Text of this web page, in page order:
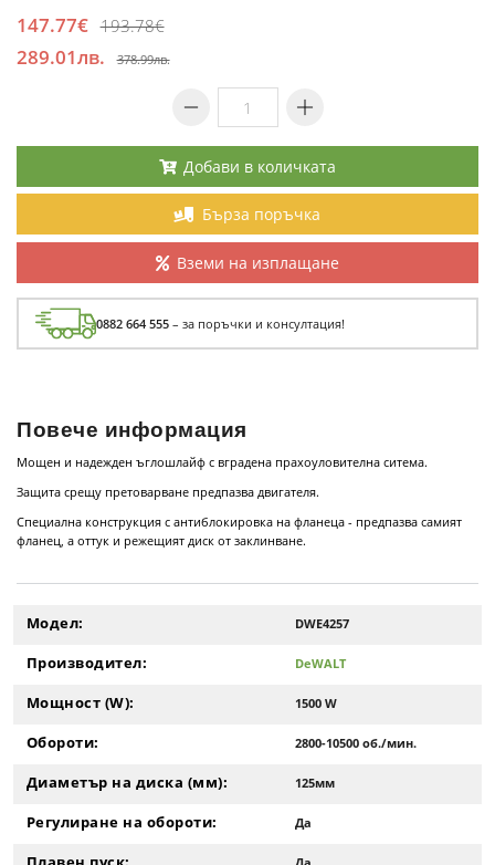
147.77€ 193.78€
289.01лв. 378.99лв.
Добави в количката
Бърза поръчка
Вземи на изплащане
0882 664 555 – за поръчки и консултация!
Повече информация
Мощен и надежден ъглошлайф с вградена прахоуловителна ситема.
Защита срещу претоварване предпазва двигателя.
Специална конструкция с антиблокировка на фланеца - предпазва самият
фланец, а оттук и режещият диск от заклинване.
Модел: DWE4257
Производител: DeWALT
Мощност (W): 1500 W
Обороти: 2800-10500 об./мин.
Диаметър на диска (мм): 125мм
Регулиране на обороти: Да